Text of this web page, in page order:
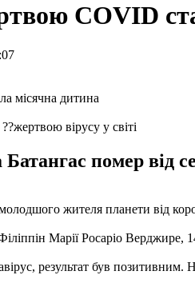
COVID
вірусу у світі
помер від
жителя планети від
Марії Росаріо Верджире,
результат був